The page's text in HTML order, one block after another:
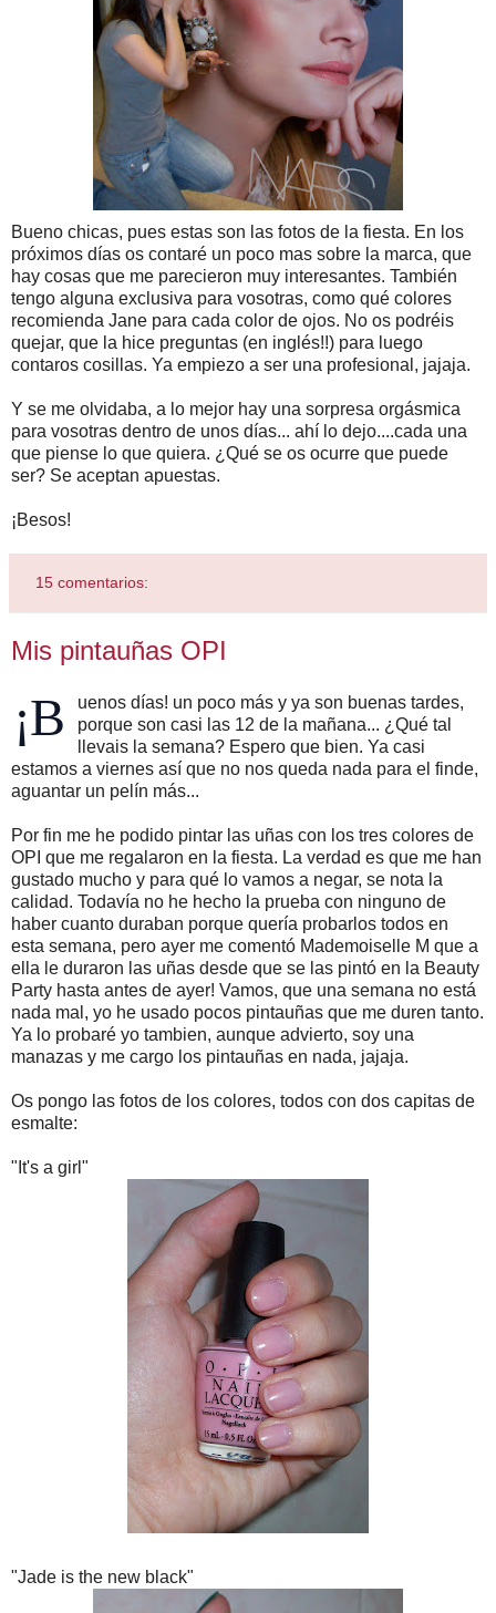
Bueno chicas, pues estas son las fotos de la fiesta. En los
próximos días os contaré un poco mas sobre la marca, que
hay cosas que me parecieron muy interesantes. También
tengo alguna exclusiva para vosotras, como qué colores
recomienda Jane para cada color de ojos. No os podréis
quejar, que la hice preguntas (en inglés!!) para luego
contaros cosillas. Ya empiezo a ser una profesional, jajaja.
Y se me olvidaba, a lo mejor hay una sorpresa orgásmica
para vosotras dentro de unos días... ahí lo dejo....cada una
que piense lo que quiera. ¿Qué se os ocurre que puede
ser? Se aceptan apuestas.
¡Besos!
15 comentarios:
Mis pintauñas OPI
¡B
uenos días! un poco más y ya son buenas tardes,
porque son casi las 12 de la mañana... ¿Qué tal
llevais la semana? Espero que bien. Ya casi
estamos a viernes así que no nos queda nada para el finde,
aguantar un pelín más...
Por fin me he podido pintar las uñas con los tres colores de
OPI que me regalaron en la fiesta. La verdad es que me han
gustado mucho y para qué lo vamos a negar, se nota la
calidad. Todavía no he hecho la prueba con ninguno de
haber cuanto duraban porque quería probarlos todos en
esta semana, pero ayer me comentó Mademoiselle M que a
ella le duraron las uñas desde que se las pintó en la Beauty
Party hasta antes de ayer! Vamos, que una semana no está
nada mal, yo he usado pocos pintauñas que me duren tanto.
Ya lo probaré yo tambien, aunque advierto, soy una
manazas y me cargo los pintauñas en nada, jajaja.
Os pongo las fotos de los colores, todos con dos capitas de
esmalte:
"It's a girl"
"Jade is the new black"